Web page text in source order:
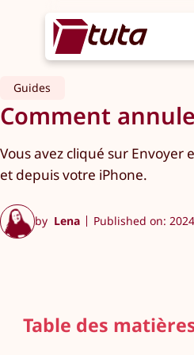
Guides
Comment
Vous avez cliqué sur
et depuis votre iPhone.
by Lena Published on:
Table des